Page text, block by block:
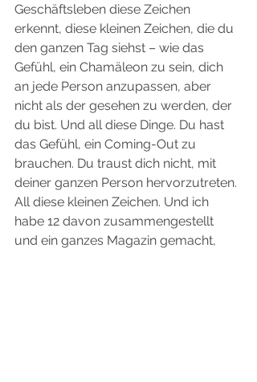
Geschäftsleben diese Zeichen
erkennt, diese kleinen Zeichen, die du
den ganzen Tag siehst – wie das
Gefühl, ein Chamäleon zu sein, dich
an jede Person anzupassen, aber
nicht als der gesehen zu werden, der
du bist. Und all diese Dinge. Du hast
das Gefühl, ein Coming-Out zu
brauchen. Du traust dich nicht, mit
deiner ganzen Person hervorzutreten.
All diese kleinen Zeichen. Und ich
habe 12 davon zusammengestellt
und ein ganzes Magazin gemacht,